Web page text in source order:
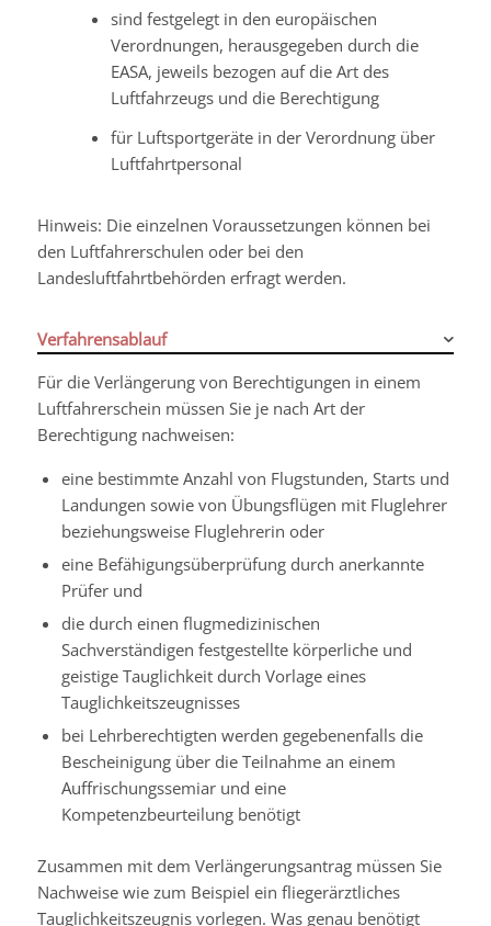
sind festgelegt in den europäischen
Verordnungen, herausgegeben durch die
EASA, jeweils bezogen auf die Art des
Luftfahrzeugs und die Berechtigung
für Luftsportgeräte in der Verordnung über
Luftfahrtpersonal
Hinweis: Die einzelnen Voraussetzungen können bei
den Luftfahrerschulen oder bei den
Landesluftfahrtbehörden erfragt werden.
Verfahrensablauf
Für die Verlängerung von Berechtigungen in einem
Luftfahrerschein müssen Sie je nach Art der
Berechtigung nachweisen:
eine bestimmte Anzahl von Flugstunden, Starts und
Landungen sowie von Übungsflügen mit Fluglehrer
beziehungsweise Fluglehrerin oder
eine Befähigungsüberprüfung durch anerkannte
Prüfer und
die durch einen flugmedizinischen
Sachverständigen festgestellte körperliche und
geistige Tauglichkeit durch Vorlage eines
Tauglichkeitszeugnisses
bei Lehrberechtigten werden gegebenenfalls die
Bescheinigung über die Teilnahme an einem
Auffrischungssemiar und eine
Kompetenzbeurteilung benötigt
Zusammen mit dem Verlängerungsantrag müssen Sie
Nachweise wie zum Beispiel ein fliegerärztliches
Tauglichkeitszeugnisvorlegen. Was genau benötigt